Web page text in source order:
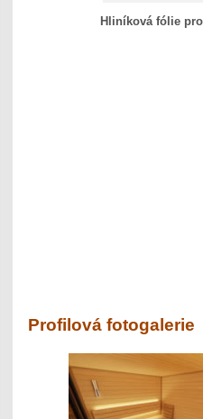
Hliníková fólie
Profilová fotogalerie